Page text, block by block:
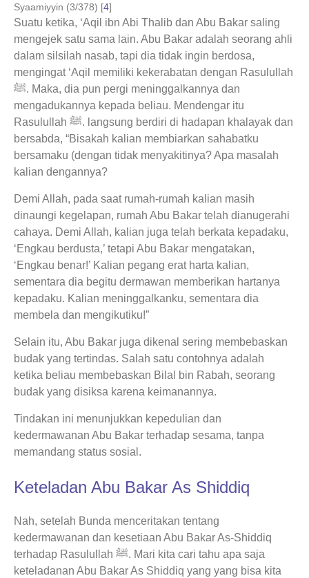
Syaamiyyin (3/378) [4]
Suatu ketika, ‘Aqil ibn Abi Thalib dan Abu Bakar saling
mengejek satu sama lain. Abu Bakar adalah seorang ahli
dalam silsilah nasab, tapi dia tidak ingin berdosa,
mengingat ‘Aqil memiliki kekerabatan dengan Rasulullah
ﷺ. Maka, dia pun pergi meninggalkannya dan
mengadukannya kepada beliau. Mendengar itu
Rasulullah ﷺ. langsung berdiri di hadapan khalayak dan
bersabda, “Bisakah kalian membiarkan sahabatku
bersamaku (dengan tidak menyakitinya? Apa masalah
kalian dengannya?
Demi Allah, pada saat rumah-rumah kalian masih
dinaungi kegelapan, rumah Abu Bakar telah dianugerahi
cahaya. Demi Allah, kalian juga telah berkata kepadaku,
‘Engkau berdusta,’ tetapi Abu Bakar mengatakan,
‘Engkau benar!’ Kalian pegang erat harta kalian,
sementara dia begitu dermawan memberikan hartanya
kepadaku. Kalian meninggalkanku, sementara dia
membela dan mengikutiku!”
Selain itu, Abu Bakar juga dikenal sering membebaskan
budak yang tertindas. Salah satu contohnya adalah
ketika beliau membebaskan Bilal bin Rabah, seorang
budak yang disiksa karena keimanannya.
Tindakan ini menunjukkan kepedulian dan
kedermawanan Abu Bakar terhadap sesama, tanpa
memandang status sosial.
Keteladan Abu Bakar As Shiddiq
Nah, setelah Bunda menceritakan tentang
kedermawanan dan kesetiaan Abu Bakar As-Shiddiq
terhadap Rasulullah ﷺ. Mari kita cari tahu apa saja
keteladanan Abu Bakar As Shiddiq yang yang bisa kita